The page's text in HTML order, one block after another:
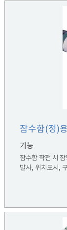
잠수함(정)
기능
잠수함 작전 시
발사, 위치표시,